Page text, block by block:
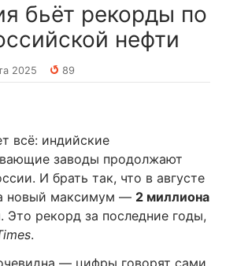
бьёт рекорды по
нефти
2025
89
всё: индийские
заводы продолжают
И брать так, что в августе
новый максимум — 2 миллиона
. Это рекорд за последние годы,
.
— цифры говорят сами